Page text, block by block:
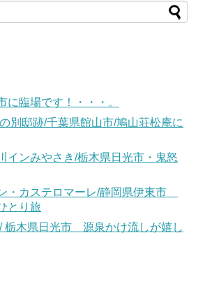
に臨場です！・・・。
別邸跡/千葉県館山市/鳩山荘松庵に
インみやさき/栃木県日光市・鬼怒
・カステロマーレ/静岡県伊東市
とり旅
木県日光市 源泉かけ流しが嬉し